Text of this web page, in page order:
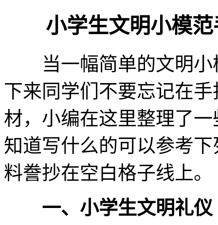
小学生文明小模范
当一幅简单的文明小
下来同学们不要忘记在
材，小编在这里整理了
知道写什么的可以参考
料誊抄在空白格子线上。
一、小学生文明礼仪